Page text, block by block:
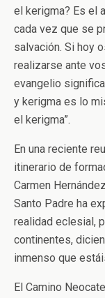
el kerigma? Es el
cada vez que se
salvación. Si hoy
realizarse ante
evangelio
y kerigma es lo
el kerigma”.
En una reciente
itinerario de
Carmen
Santo Padre ha
realidad eclesial,
continentes,
inmenso que
El Camino